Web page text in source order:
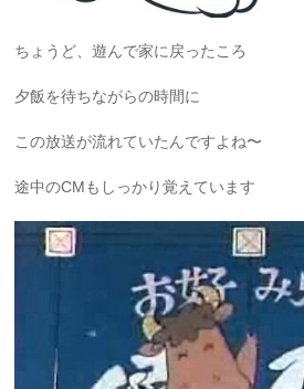
ちょうど、遊んで家に戻ったころ
夕飯を待ちながらの時間に
この放送が流れていたんですよね〜
途中のCMもしっかり覚えています